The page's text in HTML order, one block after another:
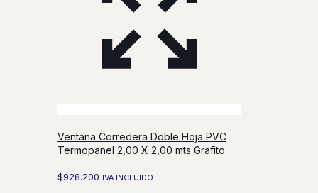
Ventana Corredera Doble Hoja PVC
Termopanel 2,00 X 2,00 mts Grafito
$928.200 IVA INCLUIDO